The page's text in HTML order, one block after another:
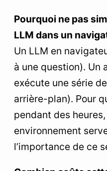
Pourquoi ne pas
LLM dans un
Un LLM en
à une question). Un
exécute une série
arrière-plan). Pour
pendant des heures,
environnement
l’importance de ce